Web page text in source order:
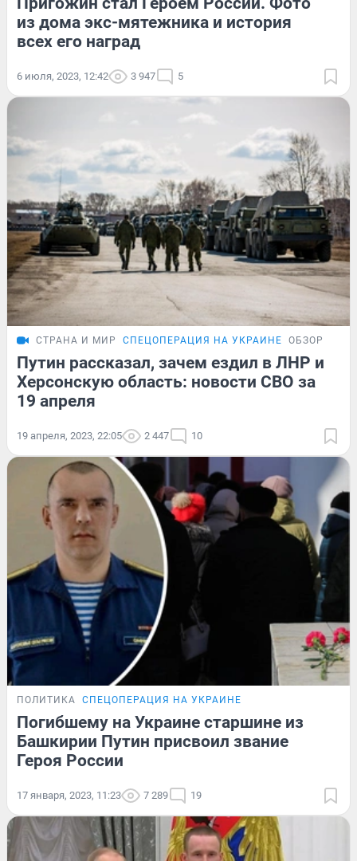
из дома экс-мятежника и история
всех его наград
6 июля, 2023, 12:42 3 947 5
СТРАНА И МИР СПЕЦОПЕРАЦИЯ НА УКРАИНЕ ОБЗОР
Путин рассказал, зачем ездил в ЛНР и
Херсонскую область: новости СВО за
19 апреля
19 апреля, 2023, 22:05 2 447 10
ПОЛИТИКА СПЕЦОПЕРАЦИЯ НА УКРАИНЕ
Погибшему на Украине старшине из
Башкирии Путин присвоил звание
Героя России
17 января, 2023, 11:23 7 289 19